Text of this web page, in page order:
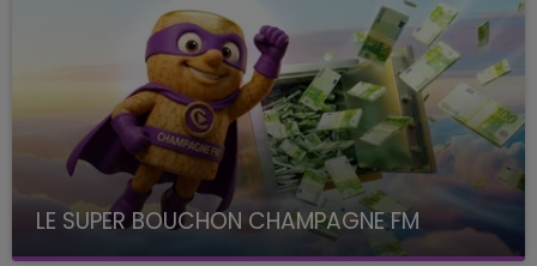
LE SUPER BOUCHON CHAMPAGNE FM
avec La Famille Champagne FM, à 8H10